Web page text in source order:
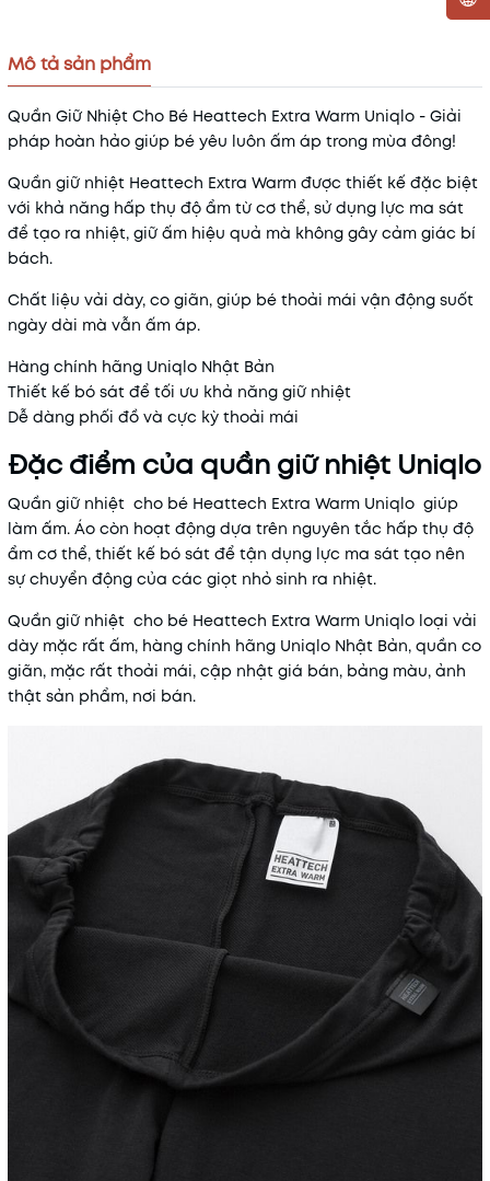
Điều kiện:
Mô tả sản phẩm
Quần Giữ Nhiệt Cho Bé Heattech Extra Warm Uniqlo - Giải
pháp hoàn hảo giúp bé yêu luôn ấm áp trong mùa đông!
Quần giữ nhiệt Heattech Extra Warm được thiết kế đặc biệt
với khả năng hấp thụ độ ẩm từ cơ thể, sử dụng lực ma sát
để tạo ra nhiệt, giữ ấm hiệu quả mà không gây cảm giác bí
bách.
Chất liệu vải dày, co giãn, giúp bé thoải mái vận động suốt
ngày dài mà vẫn ấm áp.
Hàng chính hãng Uniqlo Nhật Bản
Thiết kế bó sát để tối ưu khả năng giữ nhiệt
Dễ dàng phối đồ và cực kỳ thoải mái
Đặc điểm của quần giữ nhiệt Uniqlo
Quần giữ nhiệt cho bé Heattech Extra Warm Uniqlo giúp
làm ấm. Áo còn hoạt động dựa trên nguyên tắc hấp thụ độ
ẩm cơ thể, thiết kế bó sát để tận dụng lực ma sát tạo nên
sự chuyển động của các giọt nhỏ sinh ra nhiệt.
Quần giữ nhiệt cho bé Heattech Extra Warm Uniqlo loại vải
dày mặc rất ấm, hàng chính hãng Uniqlo Nhật Bản, quần co
giãn, mặc rất thoải mái, cập nhật giá bán, bảng màu, ảnh
thật sản phẩm, nơi bán.